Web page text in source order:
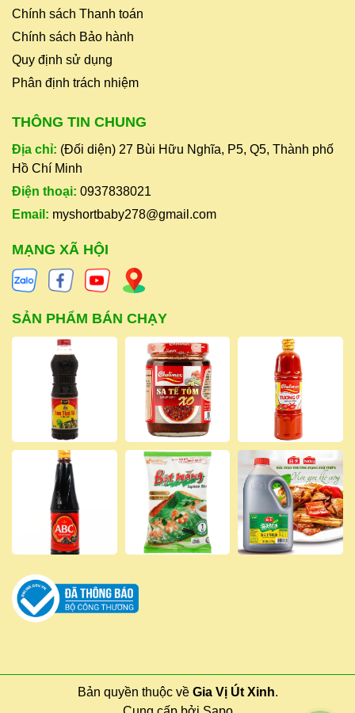
Chính sách Thanh toán
Chính sách Bảo hành
Quy định sử dụng
Phân định trách nhiệm
THÔNG TIN CHUNG
Địa chỉ: (Đối diện) 27 Bùi Hữu Nghĩa, P5, Q5, Thành phố
Hồ Chí Minh
Điện thoại: 0937838021
Email: myshortbaby278@gmail.com
MẠNG XÃ HỘI
SẢN PHẨM BÁN CHẠY
Bản quyền thuộc về Gia Vị Út Xinh.